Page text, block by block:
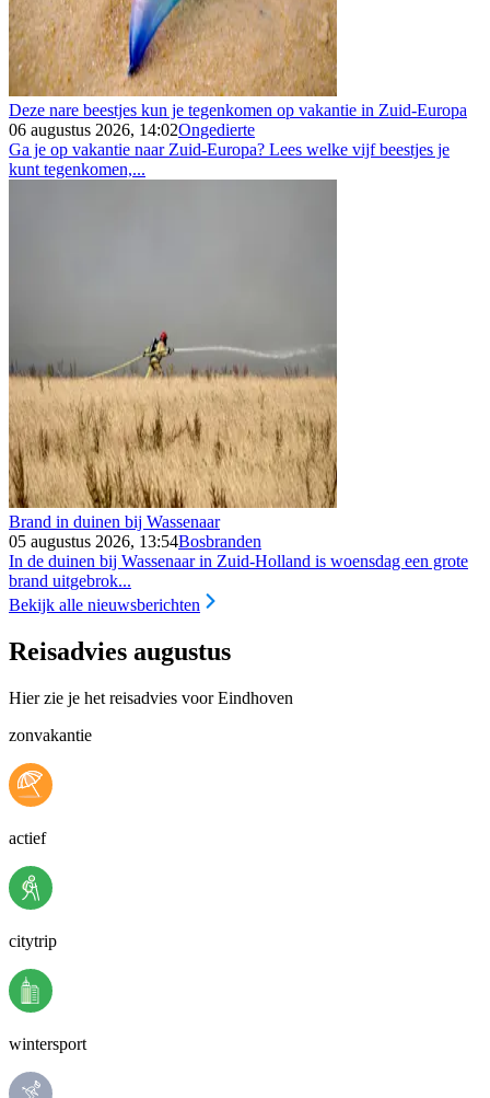
Deze nare beestjes kun je tegenkomen op vakantie in Zuid-Europa
06 augustus 2026, 14:02Ongedierte
Ga je op vakantie naar Zuid-Europa? Lees welke vijf beestjes je
kunt tegenkomen,...
Brand in duinen bij Wassenaar
05 augustus 2026, 13:54Bosbranden
In de duinen bij Wassenaar in Zuid-Holland is woensdag een grote
brand uitgebrok...
Bekijk alle nieuwsberichten
Reisadvies augustus
Hier zie je het reisadvies voor Eindhoven
zonvakantie
actief
citytrip
wintersport